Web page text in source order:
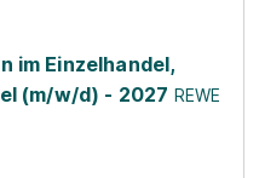
im Einzelhandel,
(m/w/d) - 2027 REWE